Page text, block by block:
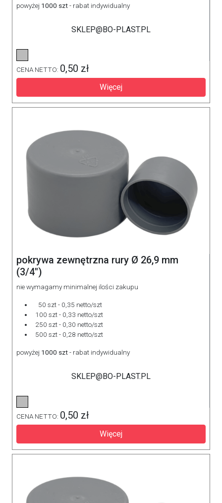
powyżej 1000 szt- rabat indywidualny
SKLEP@BO-PLAST.PL
CENA NETTO: 0,50 zł
Więcej
pokrywa zewnętrzna rury Ø 26,9 mm
(3/4")
nie wymagamy minimalnej ilości zakupu
50 szt - 0,35 netto/szt
100 szt - 0,33 netto/szt
250 szt - 0,30 netto/szt
500 szt - 0,28 netto/szt
powyżej 1000 szt- rabat indywidualny
SKLEP@BO-PLAST.PL
CENA NETTO: 0,50 zł
Więcej